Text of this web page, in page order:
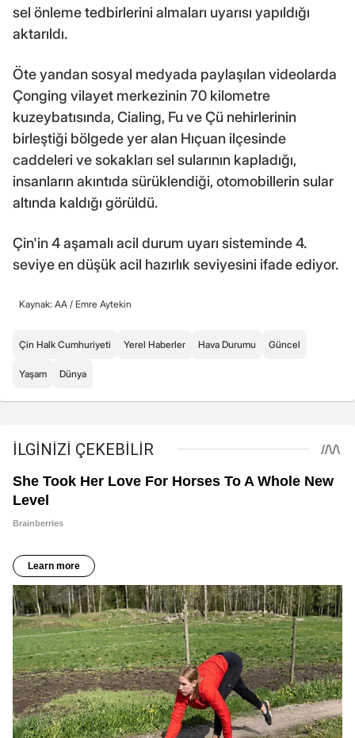
sel önleme tedbirlerini almaları uyarısı yapıldığı
aktarıldı.
Öte yandan sosyal medyada paylaşılan videolarda
Çonging vilayet merkezinin 70 kilometre
kuzeybatısında, Cialing, Fu ve Çü nehirlerinin
birleştiği bölgede yer alan Hıçuan ilçesinde
caddeleri ve sokakları sel sularının kapladığı,
insanların akıntıda sürüklendiği, otomobillerin sular
altında kaldığı görüldü.
Çin'in 4 aşamalı acil durum uyarı sisteminde 4.
seviye en düşük acil hazırlık seviyesini ifade ediyor.
Kaynak: AA / Emre Aytekin
Çin Halk Cumhuriyeti Yerel Haberler Hava Durumu Güncel
Yaşam Dünya